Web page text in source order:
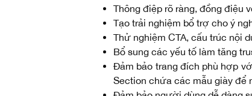
Thông điệp rõ ràng, đồng điệu
Tạo trải nghiệm bổ trợ cho ý
Thử nghiệm CTA, cấu trúc nội
Bổ sung các yếu tố làm tăng
Đảm bảo trang đích phù hợp
Section chứa các mẫu giày để